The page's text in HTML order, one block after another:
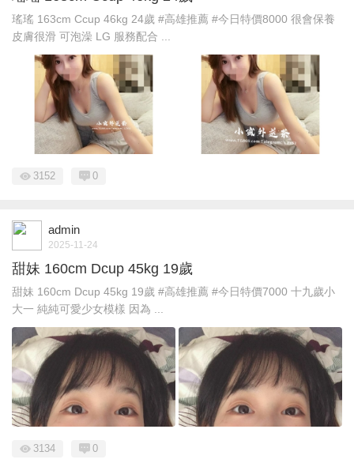
瑤瑤 163cm Ccup 46kg 24歲 #高雄推薦 #今日特價8000 很會保養
皮膚很滑 可泡澡 LG 服務配合 ...
3152 0
admin
2025-11-24
甜妹 160cm Dcup 45kg 19歲
甜妹 160cm Dcup 45kg 19歲 #高雄推薦 #今日特價7000 十九歲小
大一 純純可愛少女模樣 因為 ...
3134 0